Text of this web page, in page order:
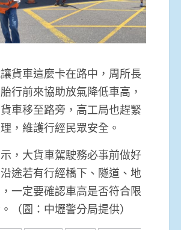
貨車這麼卡在路中，周所長
行前來協助放氣降低車高，
車移至路旁，高工局也趕緊
，維護行經民眾安全。
，大貨車駕駛務必事前做好
途若有行經橋下、隧道、地
一定要確認車高是否符合限
（圖：中壢警分局提供）